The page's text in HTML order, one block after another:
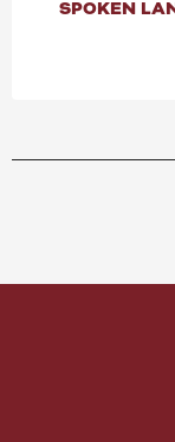
SPOKEN
SPOKEN